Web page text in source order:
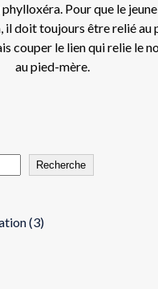
Pour que le
il doit toujours être relié
couper le lien qui relie le
au pied-mère.
Recherche
(3)